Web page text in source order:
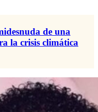
de una
la crisis climática